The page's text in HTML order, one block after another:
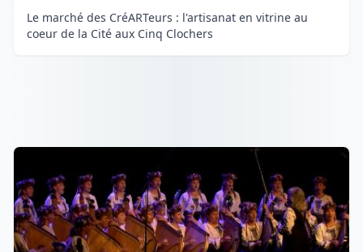
Le marché des CréARTeurs : l'artisanat en vitrine au
coeur de la Cité aux Cinq Clochers